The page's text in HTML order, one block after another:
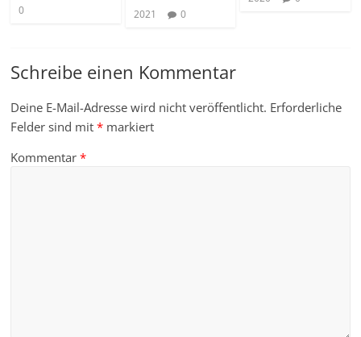
0
2021
0
Schreibe einen Kommentar
Deine E-Mail-Adresse wird nicht veröffentlicht. Erforderliche
Felder sind mit* markiert
Kommentar*